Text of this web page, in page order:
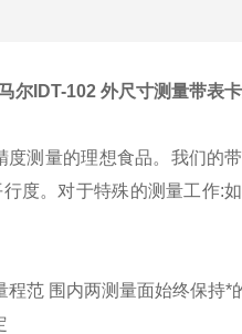
尔IDT-102 外尺寸测量带表
度测量的理想食品。我们的
度。对于特殊的测量工作:
程范 围内两测量面始终保持*